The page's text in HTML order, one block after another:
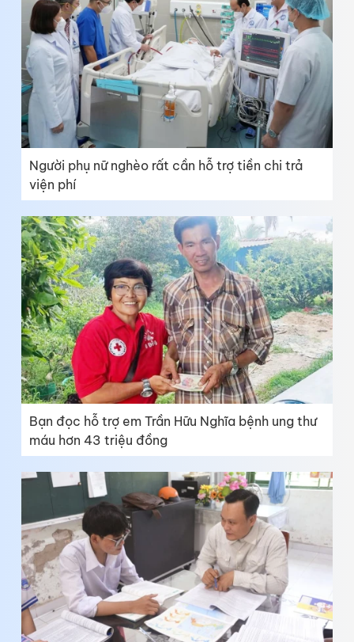
Người phụ nữ nghèo rất cần hỗ trợ tiền chi trả
viện phí
Bạn đọc hỗ trợ em Trần Hữu Nghĩa bệnh ung thư
máu hơn 43 triệu đồng